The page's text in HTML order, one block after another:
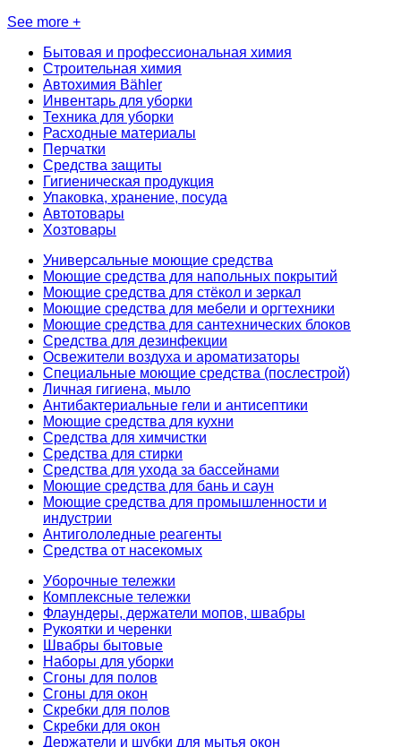
See more +
Бытовая и профессиональная химия
Строительная химия
Автохимия Bähler
Инвентарь для уборки
Техника для уборки
Расходные материалы
Перчатки
Средства защиты
Гигиеническая продукция
Упаковка, хранение, посуда
Автотовары
Хозтовары
Универсальные моющие средства
Моющие средства для напольных покрытий
Моющие средства для стёкол и зеркал
Моющие средства для мебели и оргтехники
Моющие средства для сантехнических блоков
Средства для дезинфекции
Освежители воздуха и ароматизаторы
Специальные моющие средства (послестрой)
Личная гигиена, мыло
Антибактериальные гели и антисептики
Моющие средства для кухни
Средства для химчистки
Средства для стирки
Средства для ухода за бассейнами
Моющие средства для бань и саун
Моющие средства для промышленности и
индустрии
Антигололедные реагенты
Средства от насекомых
Уборочные тележки
Комплексные тележки
Флаундеры, держатели мопов, швабры
Рукоятки и черенки
Швабры бытовые
Наборы для уборки
Сгоны для полов
Сгоны для окон
Скребки для полов
Скребки для окон
Держатели и шубки для мытья окон